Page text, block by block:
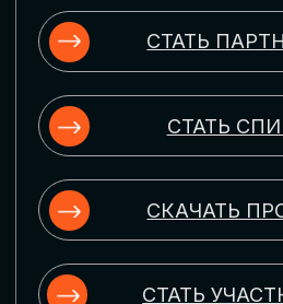
Узнаем как компании адаптируются
новой ИИ-реальности. Как ИИ-
сотрудники становятся
«полноправными» членами команды,
ИИ-помощники забирают на себя
и как можно значительно увеличить
производительность без огромных
затрат на нейросети
ЦИФРОВИЗАЦИЯ
УПРАВЛЕНИЯ ПЕРСОНАЛОМ
Рассмотрим управление
комплексные решения для роста
производительности и кейсы